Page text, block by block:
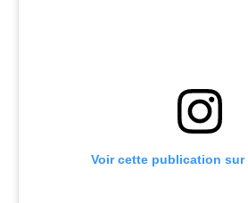
Voir cette publication sur